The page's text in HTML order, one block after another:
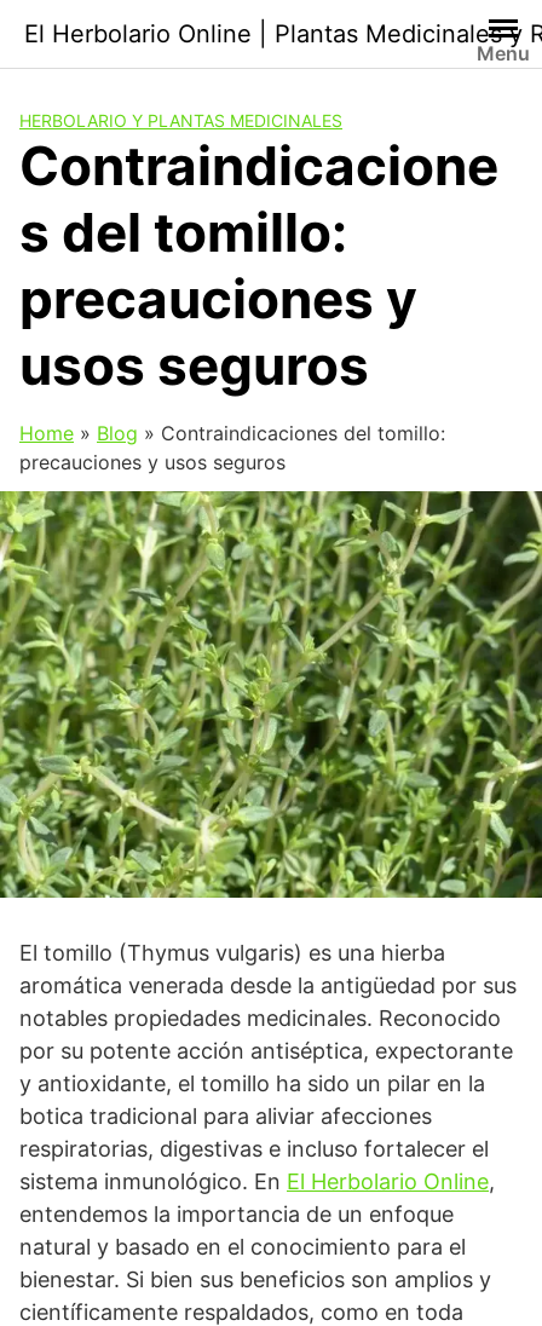
contenido
El Herbolario Online | Plantas Medicinales y
Menu
HERBOLARIO Y PLANTAS MEDICINALES
Contraindicacione
s del tomillo:
precauciones y
usos seguros
Home » Blog » Contraindicaciones del tomillo:
precauciones y usos seguros
El tomillo (Thymus vulgaris) es una hierba
aromática venerada desde la antigüedad por sus
notables propiedades medicinales. Reconocido
por su potente acción antiséptica, expectorante
y antioxidante, el tomillo ha sido un pilar en la
botica tradicional para aliviar afecciones
respiratorias, digestivas e incluso fortalecer el
sistema inmunológico. En El Herbolario Online,
entendemos la importancia de un enfoque
natural y basado en el conocimiento para el
bienestar. Si bien sus beneficios son amplios y
científicamente respaldados, como en toda